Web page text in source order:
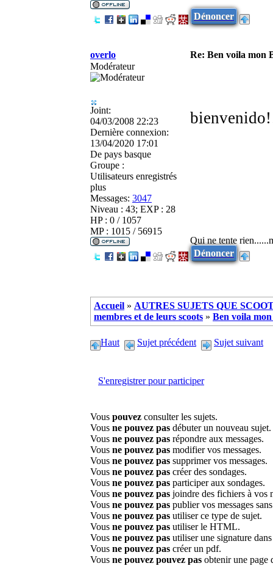
Dénoncer
overlo
Re: Ben voila mon
Modérateur
Joint:
04/03/2008 22:23
Dernière connexion:
13/04/2020 17:01
De pays basque
Groupe :
Utilisateurs enregistrés
plus
Messages: 3047
Niveau : 43; EXP : 28
HP : 0 / 1057
MP : 1015 / 56915
Qui ne tente
Dénoncer
Accueil » AUTRES SUJETS QUE
membres et de leurs scoots » Ben voila mon
Haut Sujet précédent Sujet suivant
S'enregistrer pour participer
Vous pouvez consulter les sujets.
Vous ne pouvez pas débuter un nouveau sujet.
Vous ne pouvez pas répondre aux messages.
Vous ne pouvez pas modifier vos messages.
Vous ne pouvez pas supprimer vos messages.
Vous ne pouvez pas créer des sondages.
Vous ne pouvez pas participer aux sondages.
Vous ne pouvez pas joindre des fichiers à vos
Vous ne pouvez pas publier vos messages
Vous ne pouvez pas utiliser ce type de sujet.
Vous ne pouvez pas utiliser le HTML.
Vous ne pouvez pas utiliser une signature
Vous ne pouvez pas créer un pdf.
Vous ne pouvez pouvez pas obtenir une page